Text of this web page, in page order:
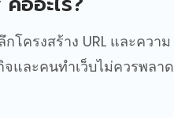
โครงสร้าง URL และความ
และคนทำเว็บไม่ควรพลาด